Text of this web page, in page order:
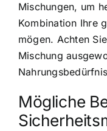
Mischungen, um
Kombination Ihre
mögen. Achten
Mischung
Mögliche